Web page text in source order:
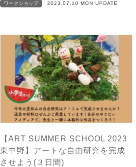
ワークショップ 2023.07.10 MON UPDATE
【ART SUMMER SCHOOL 2023
東中野】アートな自由研究を完成
させよう(３日間)